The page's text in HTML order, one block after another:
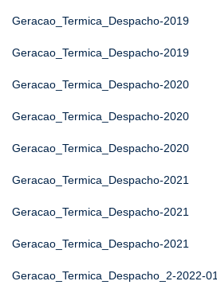
Geracao_Termica_Despacho-2019
Geracao_Termica_Despacho-2019
Geracao_Termica_Despacho-2020
Geracao_Termica_Despacho-2020
Geracao_Termica_Despacho-2020
Geracao_Termica_Despacho-2021
Geracao_Termica_Despacho-2021
Geracao_Termica_Despacho-2021
Geracao_Termica_Despacho_2-2022-01